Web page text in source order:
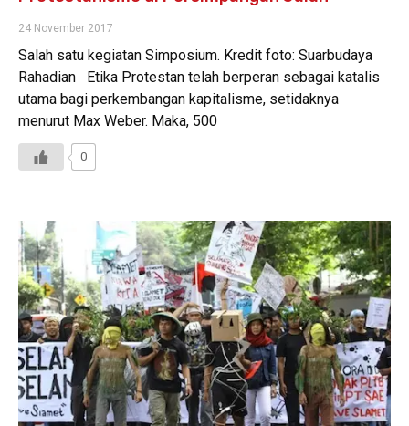
24 November 2017
Salah satu kegiatan Simposium. Kredit foto: Suarbudaya
Rahadian Etika Protestan telah berperan sebagai katalis
utama bagi perkembangan kapitalisme, setidaknya
menurut Max Weber. Maka, 500
0